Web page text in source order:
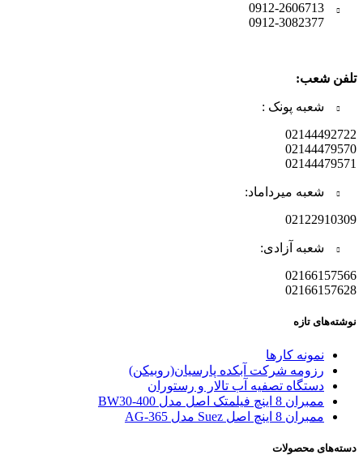
0912-2606713
0912-3082377
تلفن شعب:
شعبه پونک :
02144492722
02144479570
02144479571
شعبه میرداماد:
02122910309
شعبه آزادی:
02166157566
02166157628
نوشته‌های تازه
نمونه کارها
رزومه شرکت آبکده پارسیان(روبیکن)
دستگاه تصفیه آب تالار و رستوران
ممبران 8 اینچ فیلمتک اصل مدل BW30-400
ممبران 8 اینچ اصل Suez مدل AG-365
دسته‌های محصولات